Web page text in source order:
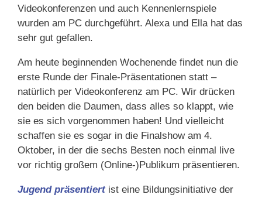
Videokonferenzen und auch Kennenlernspiele
wurden am PC durchgeführt. Alexa und Ella hat das
sehr gut gefallen.
Am heute beginnenden Wochenende findet nun die
erste Runde der Finale-Präsentationen statt –
natürlich per Videokonferenz am PC. Wir drücken
den beiden die Daumen, dass alles so klappt, wie
sie es sich vorgenommen haben! Und vielleicht
schaffen sie es sogar in die Finalshow am 4.
Oktober, in der die sechs Besten noch einmal live
vor richtig großem (Online-)Publikum präsentieren.
Jugend präsentiert ist eine Bildungsinitiative der